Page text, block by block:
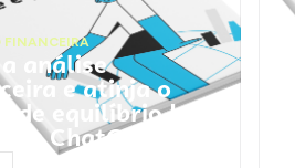
FINANCEIRA
a análise
e atinja o
de equilíbrio |
ChatGPT